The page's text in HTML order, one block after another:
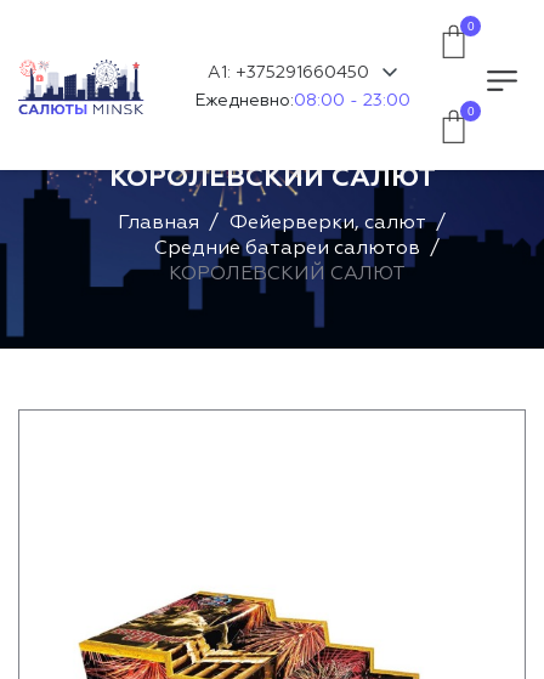
А1: +375291660450
Ежедневно:08:00 - 23:00
0
0
КОРОЛЕВСКИЙ САЛЮТ
Главная
Фейерверки, салют
Средние батареи салютов
КОРОЛЕВСКИЙ САЛЮТ